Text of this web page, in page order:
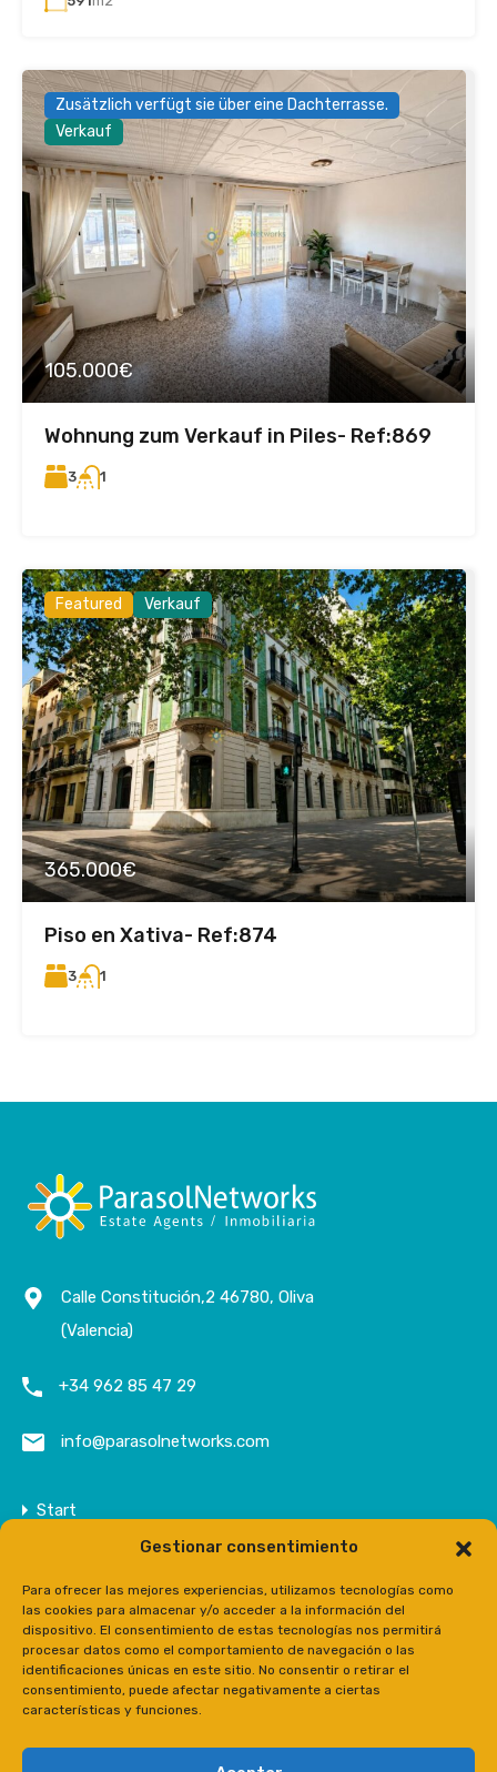
Gestionar consentimiento
Para ofrecer las mejores experiencias, utilizamos tecnologías como
las cookies para almacenar y/o acceder a la información del
dispositivo. El consentimiento de estas tecnologías nos permitirá
procesar datos como el comportamiento de navegación o las
identificaciones únicas en este sitio. No consentir o retirar el
consentimiento, puede afectar negativamente a ciertas
características y funciones.
Zusätzlich verfügt sie über eine Dachterrasse.
Verkauf
105.000€
Wohnung zum Verkauf in Piles- Ref:869
3 1
Featured Verkauf
365.000€
Piso en Xativa- Ref:874
3 1
Calle Constitución,2 46780, Oliva
(Valencia)
+34 962 85 47 29
info@parasolnetworks.com
Start
Unternehmen
Anwesen
Kontakt
Prensa